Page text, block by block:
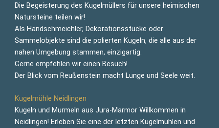
Die Begeisterung des Kugelmüllers für unsere heimischen
Natursteine teilen wir!
Als Handschmeichler, Dekorationsstücke oder
Sammelobjekte sind die polierten Kugeln, die alle aus der
nahen Umgebung stammen, einzigartig.
Gerne empfehlen wir einen Besuch!
Der Blick vom Reußenstein macht Lunge und Seele weit.
Kugelmühle Neidlingen
Kugeln und Murmeln aus Jura-Marmor Willkommen in
Neidlingen! Erleben Sie eine der letzten Kugelmühlen und